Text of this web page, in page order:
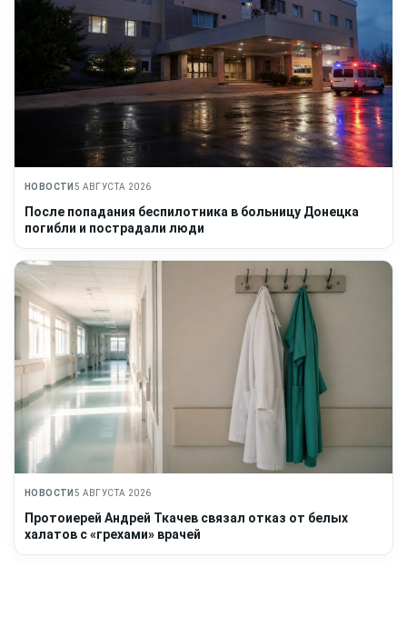
НОВОСТИ 5 АВГУСТА 2026
После попадания беспилотника в больницу Донецка
погибли и пострадали люди
НОВОСТИ 5 АВГУСТА 2026
Протоиерей Андрей Ткачев связал отказ от белых
халатов с «грехами» врачей